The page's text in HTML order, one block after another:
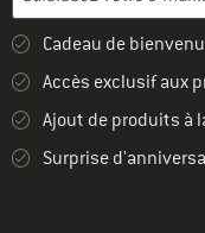
GripGrab
Haglöfs
Halo(10)
Heber
Helly
Cadeau de
Accès exclusif aux
Ajout de produits à
Surprise